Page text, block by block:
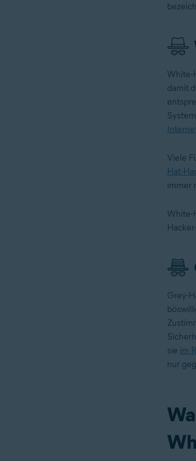
White-
damit
Viele
Hat-
immer
White-
Grey-
sie im
nur